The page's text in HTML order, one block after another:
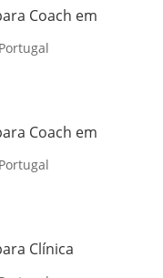
Coach em
Coach em
Clínica